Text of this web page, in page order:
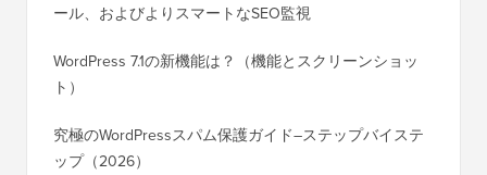
ール、およびよりスマートなSEO監視
WordPress 7.1の新機能は？（機能とスクリーンショッ
ト）
究極のWordPressスパム保護ガイド–ステップバイステ
ップ（2026）